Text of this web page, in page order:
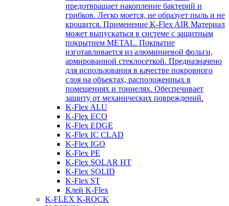
предотвращает накопление бактерий и
грибков. Легко моется, не образует пыль и не
крошится. Применение K-Flex AIR Материал
может выпускаться в системе c защитным
покрытием METAL. Покрытие
изготавливается из алюминиевой фольги,
армированной стеклосеткой. Предназначено
для использования в качестве покровного
слоя на объектах, расположенных в
помещениях и тоннелях. Обеспечивает
защиту от механических повреждений.
K-Flex ALU
K-Flex ECO
K-Flex EDGE
K-Flex IC CLAD
K-Flex IGO
K-Flex PE
K-Flex SOLAR HT
K-Flex SOLID
K-Flex ST
Клей K-Flex
K-FLEX K-ROCK